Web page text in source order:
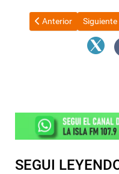
Artículo anterior:
Anterior Artículo
Siguiente
SEGUI